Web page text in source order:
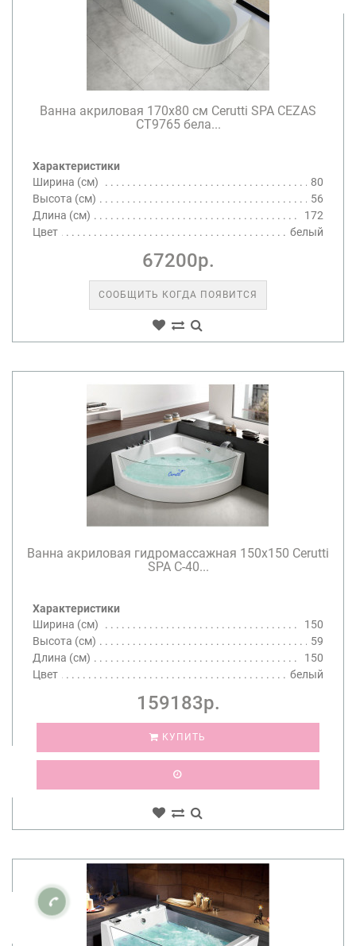
Ванна акриловая 170х80 см Cerutti SPA CEZAS
CT9765 бела...
Характеристики
Ширина (см)
80
Высота (см)
56
Длина (см)
172
Цвет
белый
67200р.
СООБЩИТЬ КОГДА ПОЯВИТСЯ
Ванна акриловая гидромассажная 150х150 Cerutti
SPA C-40...
Характеристики
Ширина (см)
150
Высота (см)
59
Длина (см)
150
Цвет
белый
159183р.
КУПИТЬ